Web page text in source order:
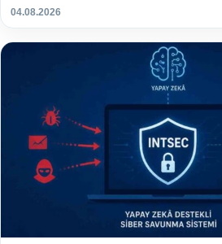
04.08.2026